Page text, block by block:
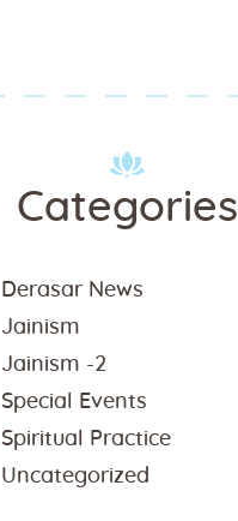
Categories
Derasar News
Jainism
Jainism -2
Special Events
Spiritual Practice
Uncategorized